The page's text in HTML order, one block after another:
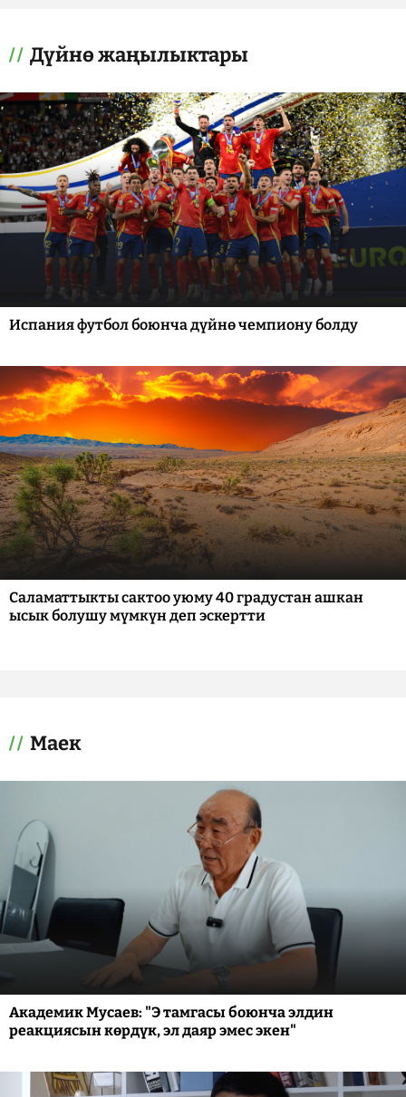
Дүйнө жаңылыктары
Испания футбол боюнча дүйнө чемпиону болду
Саламаттыкты сактоо уюму 40 градустан ашкан
ысык болушу мүмкүн деп эскертти
Маек
Академик Мусаев: "Э тамгасы боюнча элдин
реакциясын көрдүк, эл даяр эмес экен"